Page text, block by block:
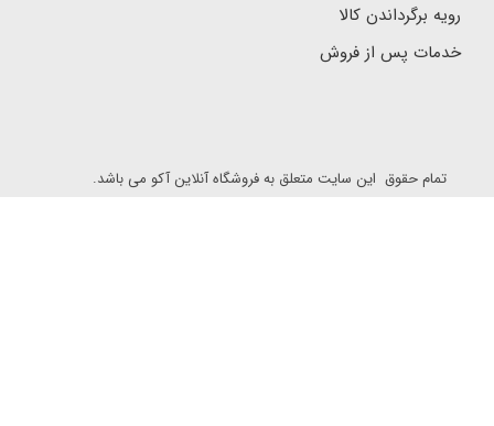
رویه برگرداندن کالا
خدمات پس از فروش
تمام حقوق این سایت متعلق به فروشگاه آنلاین آکو می باشد.